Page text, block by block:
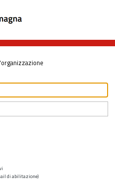
di abilitazione)